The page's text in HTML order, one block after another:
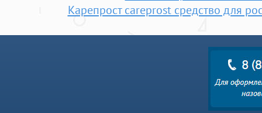
Карепрост careprost средство для